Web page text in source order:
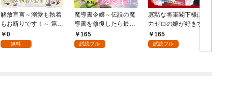
解放宣言～溺愛も執着
もお断りです！～ 第1
話0
無料
魔導書令嬢～伝説の魔
導書を修復したら最強
の精霊が味方になりま
した（クールな王弟殿
165
試読フル
寡黙な将軍閣下様は魔
力ゼロの嫁が好きすぎ
る～なぜか旦那様の心
の声が聞こえます！？
～［1話売り］ story0
165
試読フル